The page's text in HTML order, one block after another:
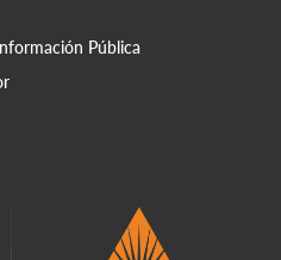
Pública